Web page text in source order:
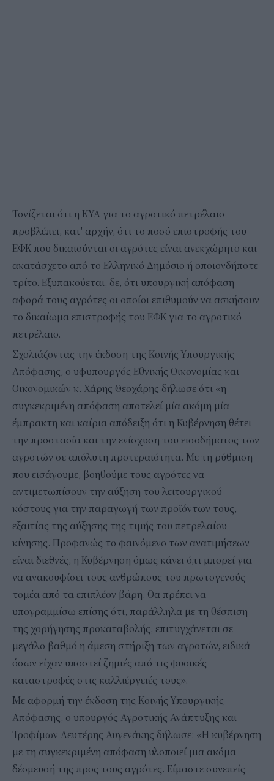
Τονίζεται ότι η ΚΥΑ για το αγροτικό πετρέλαιο
προβλέπει, κατ' αρχήν, ότι το ποσό επιστροφής του
ΕΦΚ που δικαιούνται οι αγρότες είναι ανεκχώρητο και
ακατάσχετο από το Ελληνικό Δημόσιο ή οποιονδήποτε
τρίτο. Εξυπακούεται, δε, ότι υπουργική απόφαση
αφορά τους αγρότες οι οποίοι επιθυμούν να ασκήσουν
το δικαίωμα επιστροφής του ΕΦΚ για το αγροτικό
πετρέλαιο.
Σχολιάζοντας την έκδοση της Κοινής Υπουργικής
Απόφασης, ο υφυπουργός Εθνικής Οικονομίας και
Οικονομικών κ. Χάρης Θεοχάρης δήλωσε ότι «η
συγκεκριμένη απόφαση αποτελεί μία ακόμη μία
έμπρακτη και καίρια απόδειξη ότι η Κυβέρνηση θέτει
την προστασία και την ενίσχυση του εισοδήματος των
αγροτών σε απόλυτη προτεραιότητα. Με τη ρύθμιση
που εισάγουμε, βοηθούμε τους αγρότες να
αντιμετωπίσουν την αύξηση του λειτουργικού
κόστους για την παραγωγή των προϊόντων τους,
εξαιτίας της αύξησης της τιμής του πετρελαίου
κίνησης. Προφανώς το φαινόμενο των ανατιμήσεων
είναι διεθνές, η Κυβέρνηση όμως κάνει ό,τι μπορεί για
να ανακουφίσει τους ανθρώπους του πρωτογενούς
τομέα από τα επιπλέον βάρη. Θα πρέπει να
υπογραμμίσω επίσης ότι, παράλληλα με τη θέσπιση
της χορήγησης προκαταβολής, επιτυγχάνεται σε
μεγάλο βαθμό η άμεση στήριξη των αγροτών, ειδικά
όσων είχαν υποστεί ζημιές από τις φυσικές
καταστροφές στις καλλιέργειές τους».
Με αφορμή την έκδοση της Κοινής Υπουργικής
Απόφασης, ο υπουργός Αγροτικής Ανάπτυξης και
Τροφίμων Λευτέρης Αυγενάκης δήλωσε: «Η κυβέρνηση
με τη συγκεκριμένη απόφαση υλοποιεί μια ακόμα
δέσμευσή της προς τους αγρότες. Είμαστε συνεπείς